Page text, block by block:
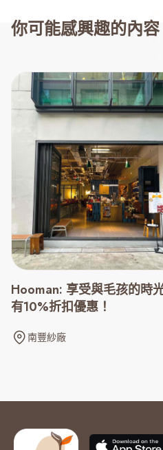
你可能感興趣的內容
Hooman: 享受與毛孩的時
有10%折扣優惠！
南豐紗廠